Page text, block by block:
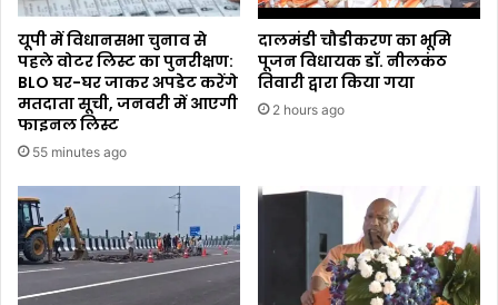
यूपी में विधानसभा चुनाव से
पहले वोटर लिस्ट का पुनरीक्षण:
BLO घर-घर जाकर अपडेट करेंगे
मतदाता सूची, जनवरी में आएगी
फाइनल लिस्ट
55 minutes ago
दालमंडी चौडीकरण का भूमि
पूजन विधायक डॉ. नीलकंठ
तिवारी द्वारा किया गया
2 hours ago